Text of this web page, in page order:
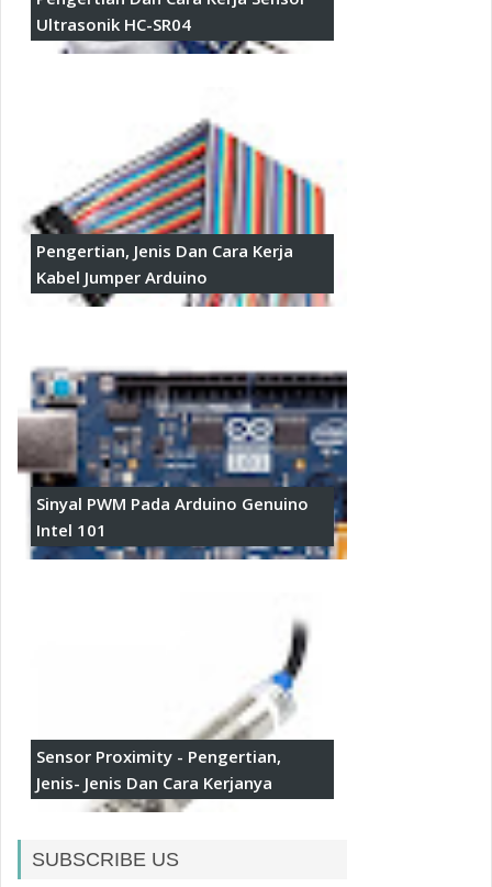
Ultrasonik HC-SR04
Pengertian, Jenis Dan Cara Kerja
Kabel Jumper Arduino
Sinyal PWM Pada Arduino Genuino
Intel 101
Sensor Proximity - Pengertian,
Jenis- Jenis Dan Cara Kerjanya
SUBSCRIBE US